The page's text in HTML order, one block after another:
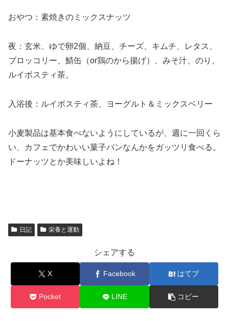
おやつ：素焼きのミックスナッツ
夜：玄米、ゆで卵2個、納豆、チーズ、キムチ、レタス、
ブロッコリー、鯖缶（or鶏のから揚げ）、みそ汁、のり、
ルイボスティ茶。
入浴後：ルイボスティ茶、ヨーグルト＆ミックスベリー
小麦製品は基本食べないようにしているが、週に一回くら
い、カフェでかわいい菓子パンなんかをガッツリ食べる。
ドーナッツとか美味しいよね！
日記 栄養と運動
シェアする
X Facebook はてブ
Pocket LINE コピー